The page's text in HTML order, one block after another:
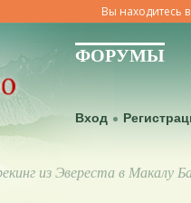
Вы находитесь
ФОРУМЫ
Вход
из Эвереста в Макалу